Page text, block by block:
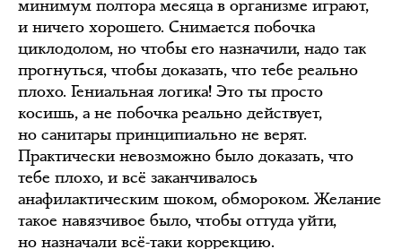
минимум полтора месяца в организме играют,
и ничего хорошего. Снимается побочка
циклодолом, но чтобы его назначили, надо так
прогнуться, чтобы доказать, что тебе реально
плохо. Гениальная логика! Это ты просто
косишь, а не побочка реально действует,
но санитары принципиально не верят.
Практически невозможно было доказать, что
тебе плохо, и всё заканчивалось
анафилактическим шоком, обмороком. Желание
такое навязчивое было, чтобы оттуда уйти,
но назначали всё-таки коррекцию.